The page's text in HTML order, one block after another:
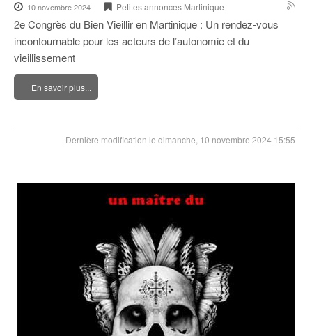
10 novembre 2024 Petites annonces Martinique
2e Congrès du Bien Vieillir en Martinique : Un rendez-vous
incontournable pour les acteurs de l’autonomie et du
vieillissement
En savoir plus...
Dernière modification le dimanche, 10 novembre 2024 15:55